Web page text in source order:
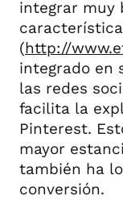
integrar muy
(http://
integrado en
las redes
facilita la
Pinterest.
mayor
también ha
conversión.